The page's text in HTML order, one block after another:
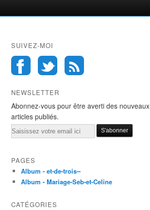
SUIVEZ-MOI
NEWSLETTER
Abonnez-vous pour être averti des nouveaux
articles publiés.
Email
PAGES
Album - et-de-trois--
Album - Mariage-Seb-et-Celine
CATÉGORIES